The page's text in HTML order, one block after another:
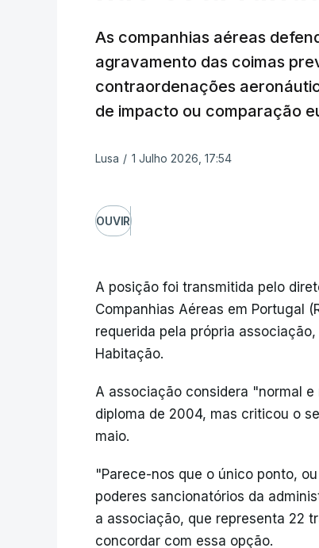
As companhias aéreas
agravamento das coimas
contraordenações
de impacto ou comparação
Lusa / 1 Julho 2026, 17:54
OUVIR
A posição foi transmitida pelo
Companhias Aéreas em Portugal
requerida pela própria
Habitação.
A associação considera "normal
diploma de 2004, mas criticou o
maio.
"Parece-nos que o único ponto,
poderes sancionatórios da
a associação, que representa 22
concordar com essa opção.